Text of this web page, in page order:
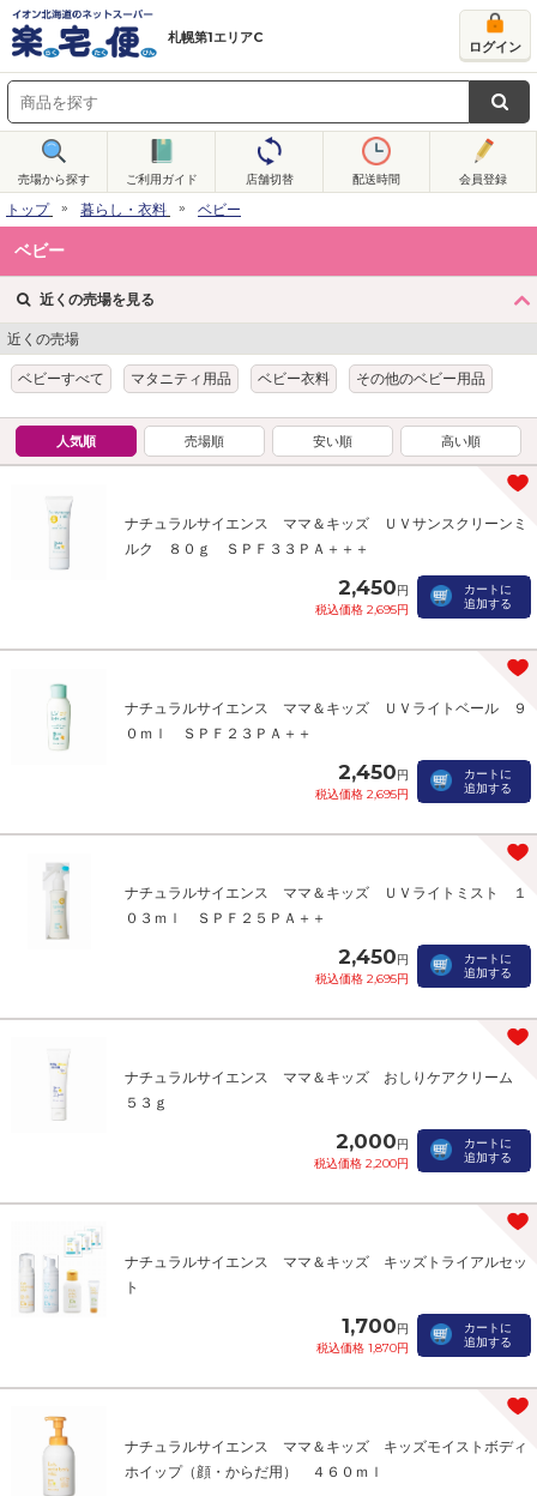
札幌第1エリアC
ログイン
売場から探す ご利用ガイド 店舗切替 配送時間 会員登録
トップ 暮らし・衣料 ベビー
ベビー
近くの売場を見る
近くの売場
ベビーすべて マタニティ用品 ベビー衣料 その他のベビー用品
人気順 売場順 安い順 高い順
ナチュラルサイエンス ママ＆キッズ ＵＶサンスクリーンミ
ルク ８０ｇ ＳＰＦ３３ＰＡ＋＋＋
2,450円
税込価格 2,695円
カートに
追加する
ナチュラルサイエンス ママ＆キッズ ＵＶライトベール ９
０ｍｌ ＳＰＦ２３ＰＡ＋＋
2,450円
税込価格 2,695円
カートに
追加する
ナチュラルサイエンス ママ＆キッズ ＵＶライトミスト １
０３ｍｌ ＳＰＦ２５ＰＡ＋＋
2,450円
税込価格 2,695円
カートに
追加する
ナチュラルサイエンス ママ＆キッズ おしりケアクリーム
５３ｇ
2,000円
税込価格 2,200円
カートに
追加する
ナチュラルサイエンス ママ＆キッズ キッズトライアルセッ
ト
1,700円
税込価格 1,870円
カートに
追加する
ナチュラルサイエンス ママ＆キッズ キッズモイストボディ
ホイップ（顔・からだ用） ４６０ｍｌ